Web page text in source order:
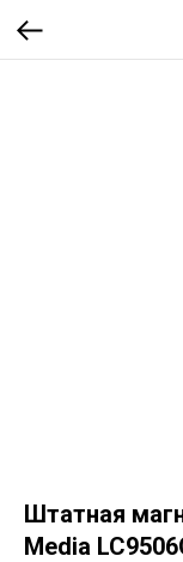
Штатная
Media